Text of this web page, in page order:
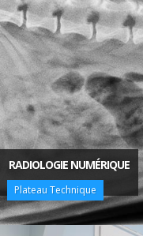
RADIOLOGIE NUMÉRIQUE
Plateau Technique